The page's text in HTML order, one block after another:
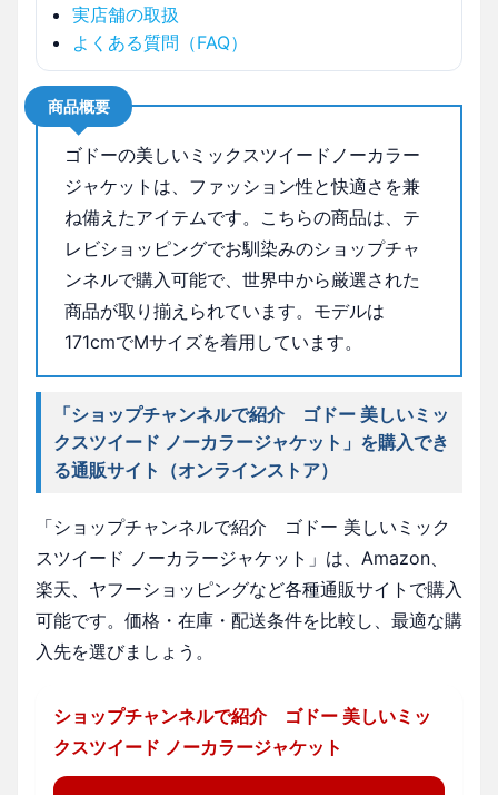
実店舗の取扱
よくある質問（FAQ）
商品概要
ゴドーの美しいミックスツイードノーカラー
ジャケットは、ファッション性と快適さを兼
ね備えたアイテムです。こちらの商品は、テ
レビショッピングでお馴染みのショップチャ
ンネルで購入可能で、世界中から厳選された
商品が取り揃えられています。モデルは
171cmでMサイズを着用しています。
「ショップチャンネルで紹介 ゴドー 美しいミッ
クスツイード ノーカラージャケット」を購入でき
る通販サイト（オンラインストア）
「ショップチャンネルで紹介 ゴドー 美しいミック
スツイード ノーカラージャケット」は、Amazon、
楽天、ヤフーショッピングなど各種通販サイトで購入
可能です。価格・在庫・配送条件を比較し、最適な購
入先を選びましょう。
ショップチャンネルで紹介 ゴドー 美しいミッ
クスツイード ノーカラージャケット